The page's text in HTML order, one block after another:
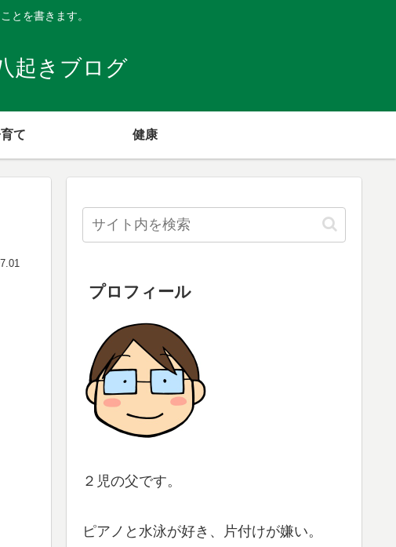
とを書きます。
起きブログ
て 健康
プロフィール
２児の父です。
ピアノと水泳が好き、片付けが嫌い。